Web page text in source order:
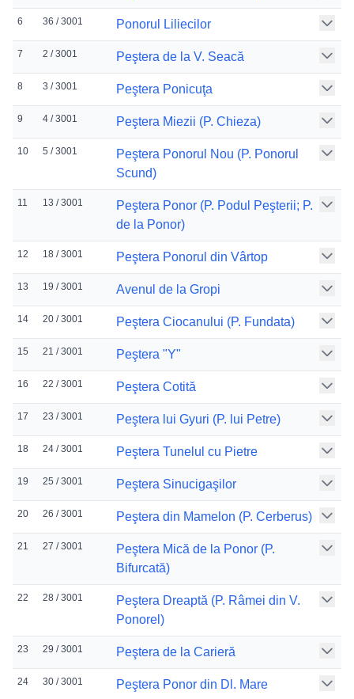
6 36 / 3001 Ponorul Liliecilor
7 2 / 3001 Peştera de la V. Seacă
8 3 / 3001 Peştera Ponicuţa
9 4 / 3001 Peştera Miezii (P. Chieza)
10 5 / 3001
Peştera Ponorul Nou (P. Ponorul
Scund)
11 13 / 3001
Peştera Ponor (P. Podul Peşterii; P.
de la Ponor)
12 18 / 3001 Peştera Ponorul din Vârtop
13 19 / 3001 Avenul de la Gropi
14 20 / 3001 Peştera Ciocanului (P. Fundata)
15 21 / 3001 Peştera "Y"
16 22 / 3001 Peştera Cotită
17 23 / 3001 Peştera lui Gyuri (P. lui Petre)
18 24 / 3001 Peştera Tunelul cu Pietre
19 25 / 3001 Peştera Sinucigaşilor
20 26 / 3001 Peştera din Mamelon (P. Cerberus)
21 27 / 3001
Peştera Mică de la Ponor (P.
Bifurcată)
22 28 / 3001
Peştera Dreaptă (P. Râmei din V.
Ponorel)
23 29 / 3001 Peştera de la Carieră
24 30 / 3001 Peştera Ponor din Dl. Mare